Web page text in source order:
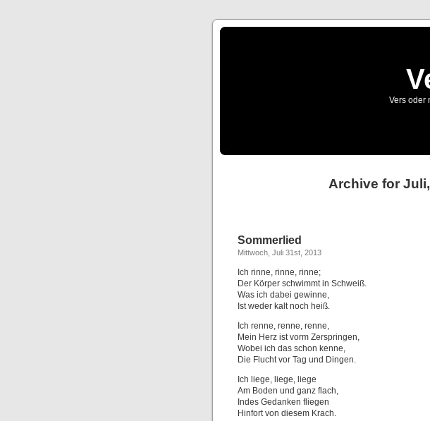
Vers oder
Archive for
Sommerlied
Mittwoch, Juli 31st, 2013
Ich rinne, rinne, rinne;
Der Körper schwimmt in Schweiß.
Was ich dabei gewinne,
Ist weder kalt noch heiß.
Ich renne, renne, renne,
Mein Herz ist vorm Zerspringen,
Wobei ich das schon kenne,
Die Flucht vor Tag und Dingen.
Ich liege, liege, liege
Am Boden und ganz flach,
Indes Gedanken fliegen
Hinfort von diesem Krach.